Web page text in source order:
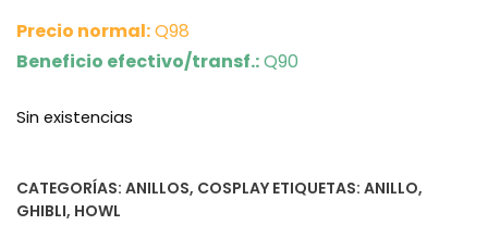
Precio normal:Q98
Beneficio efectivo/transf.:Q90
Sin existencias
CATEGORÍAS: ANILLOS, COSPLAY ETIQUETAS: ANILLO,
GHIBLI, HOWL